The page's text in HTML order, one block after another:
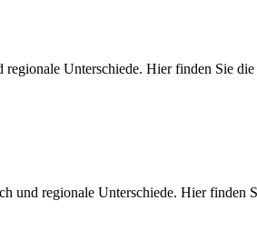
Unterschiede. Hier finden Sie
und regionale Unterschiede. Hier